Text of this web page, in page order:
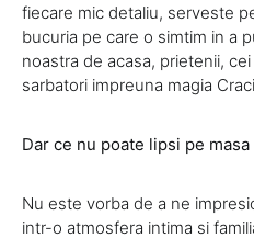
fiecare mic detaliu, serveste
bucuria pe care o simtim in a
noastra de acasa, prietenii,
sarbatori impreuna magia
Dar ce nu poate lipsi pe
Nu este vorba de a ne
intr-o atmosfera intima si